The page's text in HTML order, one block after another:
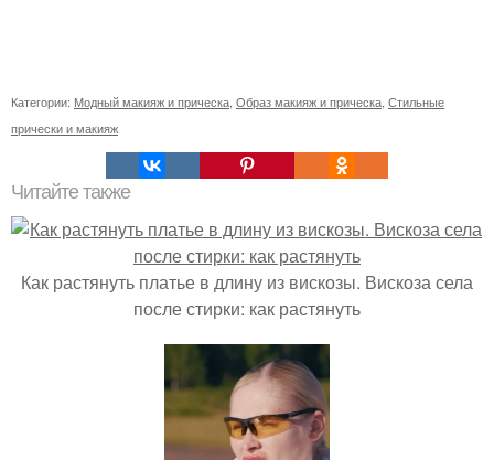
Категории: Модный макияж и прическа Образ макияж и прическа Стильные
прически и макияж
Читайте также
Как растянуть платье в длину из вискозы. Вискоза села
после стирки: как растянуть